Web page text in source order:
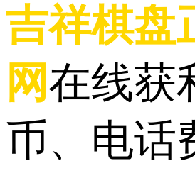
吉祥棋盘
网在线获
币、电话